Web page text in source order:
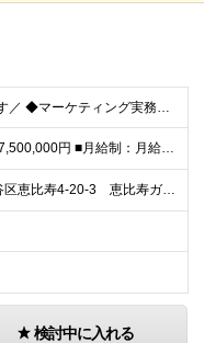
＼人物重視の採用です／ ◆マーケティング実務経験 ◆学歴不問
■年収5,040,000円～7,500,000円 ■月給制：月給336,000円〜500,000円 （基本給248,600円～369,900円 固定残業代87,400円～130,100円/45時間相当
150-6029 東京都渋谷区恵比寿4-20-3 恵比寿ガーデンプレイスタワー29階 ※リモートワークの頻度：月3割 (変更の範囲)上記を除く当社関連勤務地
検討中に入れる